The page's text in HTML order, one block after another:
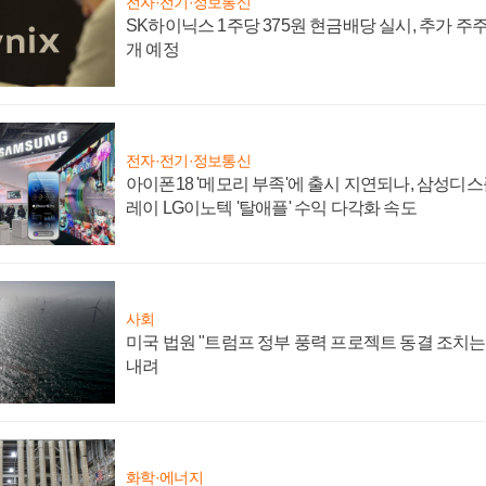
SK하이닉스 1주당 375원 현금배당 실시, 추가 주
개 예정
전자·전기·정보통신
아이폰18 '메모리 부족'에 출시 지연되나, 삼성디
레이 LG이노텍 '탈애플' 수익 다각화 속도
사회
미국 법원 "트럼프 정부 풍력 프로젝트 동결 조치
내려
화학·에너지